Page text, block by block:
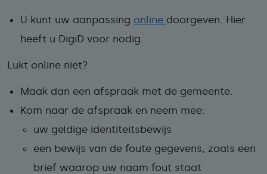
U kunt uw aanpassing online doorgeven. Hier
heeft u DigiD voor nodig.
Lukt online niet?
Maak dan een afspraak met de gemeente.
Kom naar de afspraak en neem mee:
uw geldige identiteitsbewijs
een bewijs van de foute gegevens, zoals een
brief waarop uw naam fout staat